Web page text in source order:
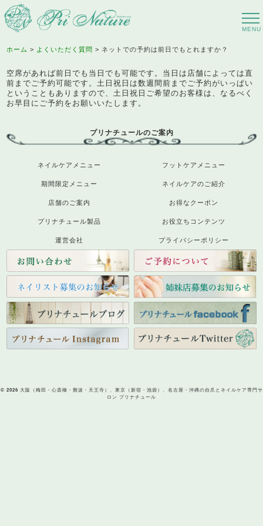
ホーム よくいただく質問 ネットでの予約は前日でもとれますか？
空席があれば前日でも当日でも可能です。当日は店舗によっては直
前までご予約可能です。土日祝日は数週間前までご予約がいっぱい
ということもありますので、土日祝日ご希望のお客様は、なるべく
お早目にご予約をお願いいたします。
プリナチュールのご案内
ネイルケアメニュー フットケアメニュー
期間限定メニュー ネイルケアのご紹介
店舗のご案内 お得なクーポン
プリナチュール製品 お役立ちコンテンツ
運営会社 プライバシーポリシー
© 2026 大阪（梅田・心斎橋・難波・天王寺）、東京（新宿・池袋）、名古屋・沖縄の自爪とネイルケア専門サ
ロン プリナチュール